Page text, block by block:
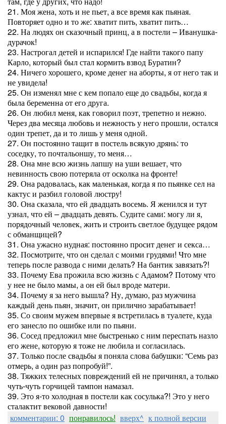
21. Моя жена, хоть и не пьет, а все время как пьяная.
Повторяет одно и то же: хватит пить, хватит пить…
22. На людях он сказочный принц, а в постели – Иванушка-
дурачок!
23. Настрогал детей и испарился! Где найти такого папу
Карло, который был стал кормить взвод Буратин?
24. Ничего хорошего, кроме денег на аборты, я от него так и
не увидела!
25. Он изменял мне с кем попало еще до свадьбы, когда я
была беременна от его друга.
26. Он любил меня, как говорил поэт, трепетно и нежно.
Через два месяца любовь и нежность у него прошли, остался
один трепет, да и то лишь у меня одной.
27. Он постоянно тащит в постель всякую дрянь: то
соседку, то почтальоншу, то меня…
28. Она мне всю жизнь лапшу на уши вешает, что
невинность свою потеряла от осколка на фронте!
29. Она радовалась, как маленькая, когда я по пьянке сел на
кактус и разбил головой люстру!
30. Она сказала, что ей двадцать восемь. Я женился и тут
узнал, что ей – двадцать девять. Судите сами: могу ли я,
порядочный человек, жить и строить светлое будущее рядом
с обманщицей?
31. Она ужасно нудная: постоянно просит денег и секса…
32. Посмотрите, что он сделал с моими грудями! Что мне
теперь после развода с ними делать? На бантик завязать?!
33. Почему Ева прожила всю жизнь с Адамом? Потому что
у нее не было мамы, а он ей был вроде матери.
34. Почему я за него вышла? Ну, думаю, раз мужчина
каждый день пьян, значит, он прилично зарабатывает!
35. Со своим мужем впервые я встретилась в туалете, куда
его занесло по ошибке или по пьяни.
36. Сосед предложил мне быстренько с ним переспать назло
его жене, которую я тоже не любила и согласилась.
37. Только после свадьбы я поняла слова бабушки: “Семь раз
отмерь, а один раз попробуй!”.
38. Тяжких телесных повреждений ей не причинял, а только
чуть-чуть горчицей тампон намазал.
39. Это я-то холодная в постели как сосулька?! Это у него
сталактит вековой давности!
комментарии: 0 понравилось! вверх^ к полной версии